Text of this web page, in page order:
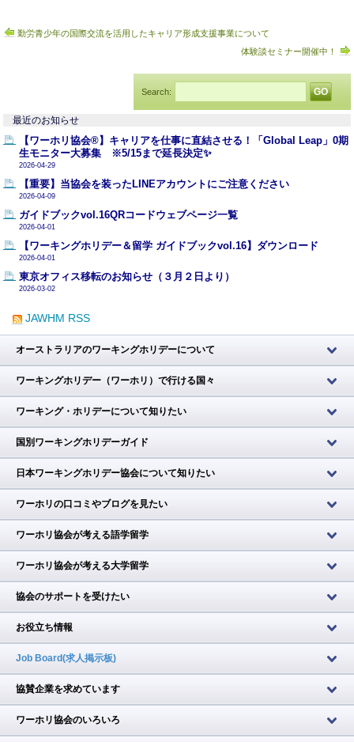
勤労青少年の国際交流を活用したキャリア形成支援事業について
体験談セミナー開催中！
Search:
最近のお知らせ
【ワーホリ協会®】キャリアを仕事に直結させる！「Global Leap」0期
生モニター大募集 ※5/15まで延長決定✨
2026-04-29
【重要】当協会を装ったLINEアカウントにご注意ください
2026-04-09
ガイドブックvol.16QRコードウェブページ一覧
2026-04-01
【ワーキングホリデー＆留学 ガイドブックvol.16】ダウンロード
2026-04-01
東京オフィス移転のお知らせ（３月２日より）
2026-03-02
JAWHM RSS
オーストラリアのワーキングホリデーについて
ワーキングホリデー（ワーホリ）で行ける国々
ワーキング・ホリデーについて知りたい
国別ワーキングホリデーガイド
日本ワーキングホリデー協会について知りたい
ワーホリの口コミやブログを見たい
ワーホリ協会が考える語学留学
ワーホリ協会が考える大学留学
協会のサポートを受けたい
お役立ち情報
Job Board(求人掲示板)
協賛企業を求めています
ワーホリ協会のいろいろ